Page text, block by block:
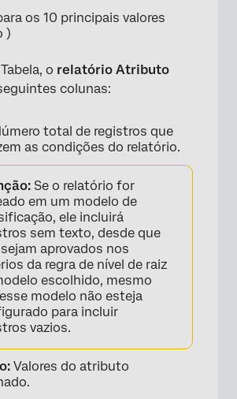
os 10 principais valores
)
o relatório Atributo
colunas:
total de registros que
as condições do relatório.
Se o relatório for
em um modelo de
ele incluirá
sem texto, desde que
aprovados nos
da regra de nível de raiz
escolhido, mesmo
modelo não esteja
para incluir
vazios.
Valores do atributo